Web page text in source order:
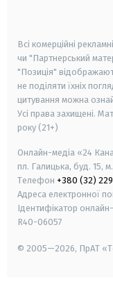
Всі комерційні
чи "Партнерський
"Позиція"
не поділяти їхніх
цитування можна
Усі права захищені.
року (21+)
Онлайн-медіа «24
пл. Галицька, буд. 15,
Телефон +380 (32)
Адреса електронної
Ідентифікатор
R40-06057
© 2005—2026, ПрАТ